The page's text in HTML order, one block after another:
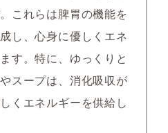
これらは脾胃の機能を
し、心身に優しくエネ
す。特に、ゆっくりと
スープは、消化吸収が
くエネルギーを供給し